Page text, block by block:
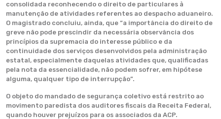
consolidada reconhecendo o direito de particulares à
manutenção de atividades referentes ao despacho aduaneiro.
O magistrado concluiu, ainda, que “a importância do direito de
greve não pode prescindir da necessária observância dos
princípios da supremacia do interesse público e da
continuidade dos serviços desenvolvidos pela administração
estatal, especialmente daquelas atividades que, qualificadas
pela nota da essencialidade, não podem sofrer, em hipótese
alguma, qualquer tipo de interrupção”.
O objeto do mandado de segurança coletivo está restrito ao
movimento paredista dos auditores fiscais da Receita Federal,
quando houver prejuízos para os associados da ACP.